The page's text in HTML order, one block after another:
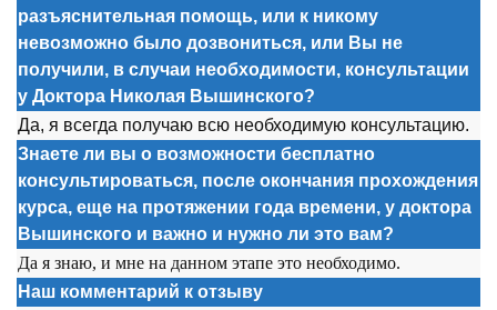
разъяснительная помощь, или к никому
невозможно было дозвониться, или Вы не
получили, в случаи необходимости, консультации
у Доктора Николая Вышинского?
Да, я всегда получаю всю необходимую консультацию.
Знаете ли вы о возможности бесплатно
консультироваться, после окончания прохождения
курса, еще на протяжении года времени, у доктора
Вышинского и важно и нужно ли это вам?
Да я знаю, и мне на данном этапе это необходимо.
Наш комментарий к отзыву